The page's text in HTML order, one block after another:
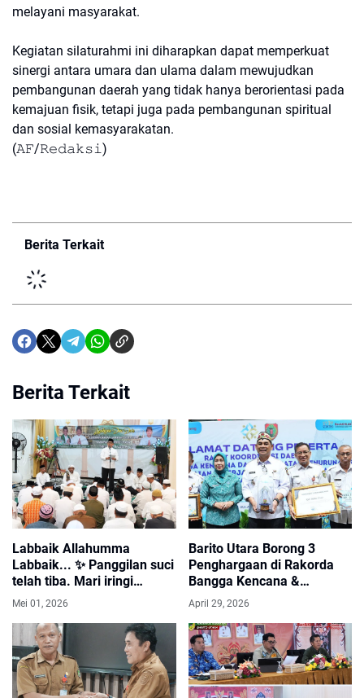
melayani masyarakat.
Kegiatan silaturahmi ini diharapkan dapat memperkuat
sinergi antara umara dan ulama dalam mewujudkan
pembangunan daerah yang tidak hanya berorientasi pada
kemajuan fisik, tetapi juga pada pembangunan spiritual
dan sosial kemasyarakatan.
(𝙰𝙵/𝚁𝚎𝚍𝚊𝚔𝚜𝚒)
Berita Terkait
Berita Terkait
Labbaik Allahumma
Labbaik... ✨ Panggilan suci
telah tiba. Mari iringi
keberangkatan tamu-tamu
Mei 01, 2026
Barito Utara Borong 3
Penghargaan di Rakorda
Bangga Kencana &
Penurunan Stunting
April 29, 2026